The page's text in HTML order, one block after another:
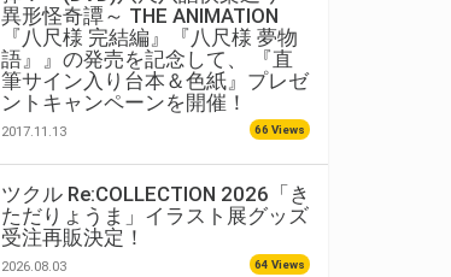
異形怪奇譚～ THE ANIMATION
『八尺様 完結編』『八尺様 夢物
語』』の発売を記念して、 『直
筆サイン入り台本＆色紙』プレゼ
ントキャンペーンを開催！
2017.11.13 66 Views
ツクル Re:COLLECTION 2026「き
ただりょうま」イラスト展グッズ
受注再販決定！
2026.08.03 64 Views